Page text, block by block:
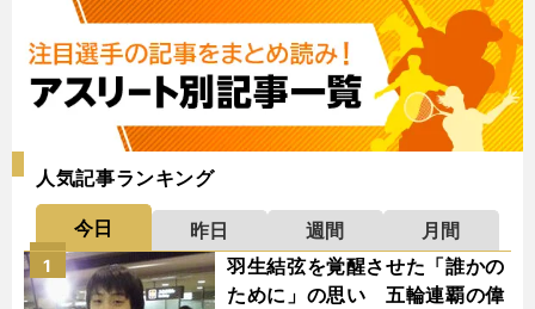
人気記事ランキング
今日 昨日 週間
月間
羽生結弦を覚醒させた「誰かの
ために」の思い 五輪連覇の偉
1